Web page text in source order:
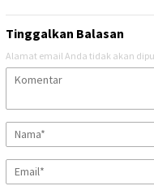
Tinggalkan Balasan
Alamat email Anda tidak akan